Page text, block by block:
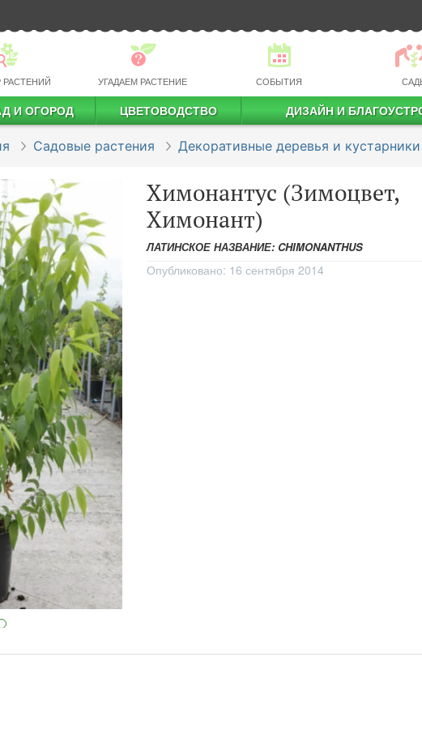
УГАДАЕМ РАСТЕНИЕ СОБЫТИЯ
И ОГОРОД ЦВЕТОВОДСТВО ДИЗАЙН И
Садовые растения Декоративные деревья и кустарники
Химонантус (Зимоцвет,
Химонант)
ЛАТИНСКОЕ НАЗВАНИЕ: CHIMONANTHUS
Опубликовано: 16 сентября 2014